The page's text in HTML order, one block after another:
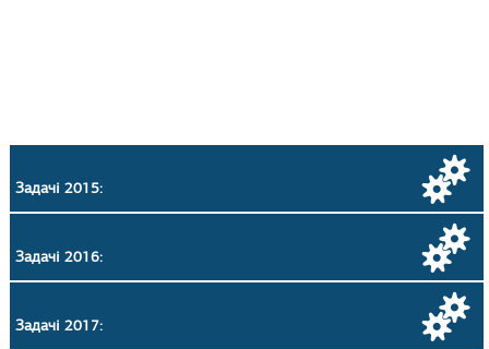
Задачі 2015:
Задачі 2016:
Задачі 2017: